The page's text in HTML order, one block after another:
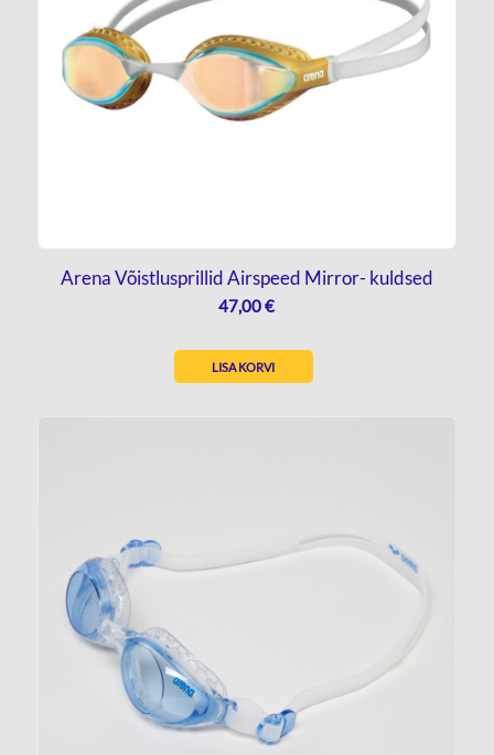
Arena Võistlusprillid Airspeed Mirror- kuldsed
47,00€
LISA KORVI